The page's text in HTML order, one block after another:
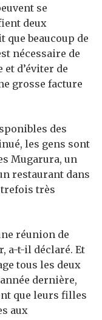
se
deux
que beaucoup de
nécessaire de
d’éviter de
grosse facture
des
les gens sont
Mugarura, un
restaurant dans
très
réunion de
a-t-il déclaré. Et
tous les deux
dernière,
que leurs filles
aux